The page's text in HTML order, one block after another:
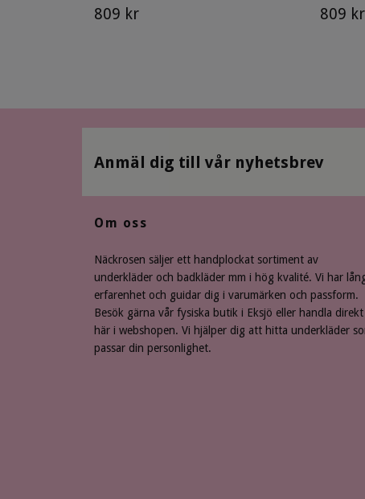
809 kr
809 kr
Anmäl dig till vår nyhetsbrev
Om oss
Näckrosen säljer ett handplockat sortiment av
underkläder och badkläder mm i hög kvalité. Vi har
erfarenhet och guidar dig i varumärken och passform.
Besök gärna vår fysiska butik i Eksjö eller handla direkt
här i webshopen. Vi hjälper dig att hitta underkläder
passar din personlighet.